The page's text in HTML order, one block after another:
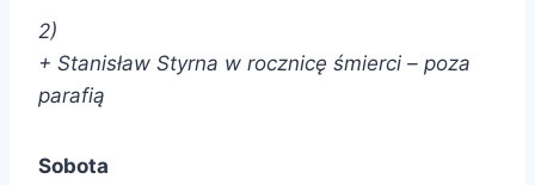
2)
+ Stanisław Styrna w rocznicę śmierci – poza
parafią
Sobota